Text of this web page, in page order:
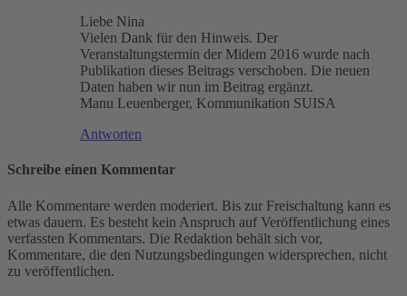
Liebe Nina
Vielen Dank für den Hinweis. Der
Veranstaltungstermin der Midem 2016 wurde nach
Publikation dieses Beitrags verschoben. Die neuen
Daten haben wir nun im Beitrag ergänzt.
Manu Leuenberger, Kommunikation SUISA
Antworten
Schreibe einen Kommentar
Alle Kommentare werden moderiert. Bis zur Freischaltung kann es
etwas dauern. Es besteht kein Anspruch auf Veröffentlichung eines
verfassten Kommentars. Die Redaktion behält sich vor,
Kommentare, die den Nutzungsbedingungen widersprechen, nicht
zu veröffentlichen.